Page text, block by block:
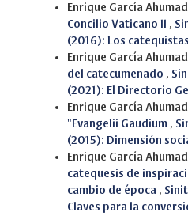
Enrique García
Concilio Vaticano II ,
(2016): Los
Enrique García
del catecumenado ,
(2021): El Directorio
Enrique García
"Evangelii Gaudium ,
(2015): Dimensión
Enrique García
catequesis de
cambio de época ,
Claves para la